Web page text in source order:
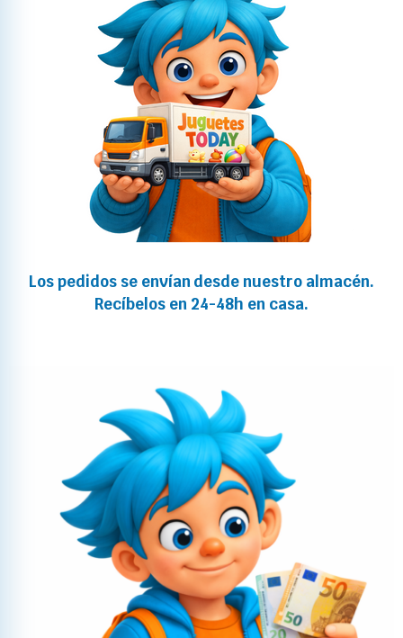
Los pedidos se envían desde nuestro almacén.
Recíbelos en 24-48h en casa.